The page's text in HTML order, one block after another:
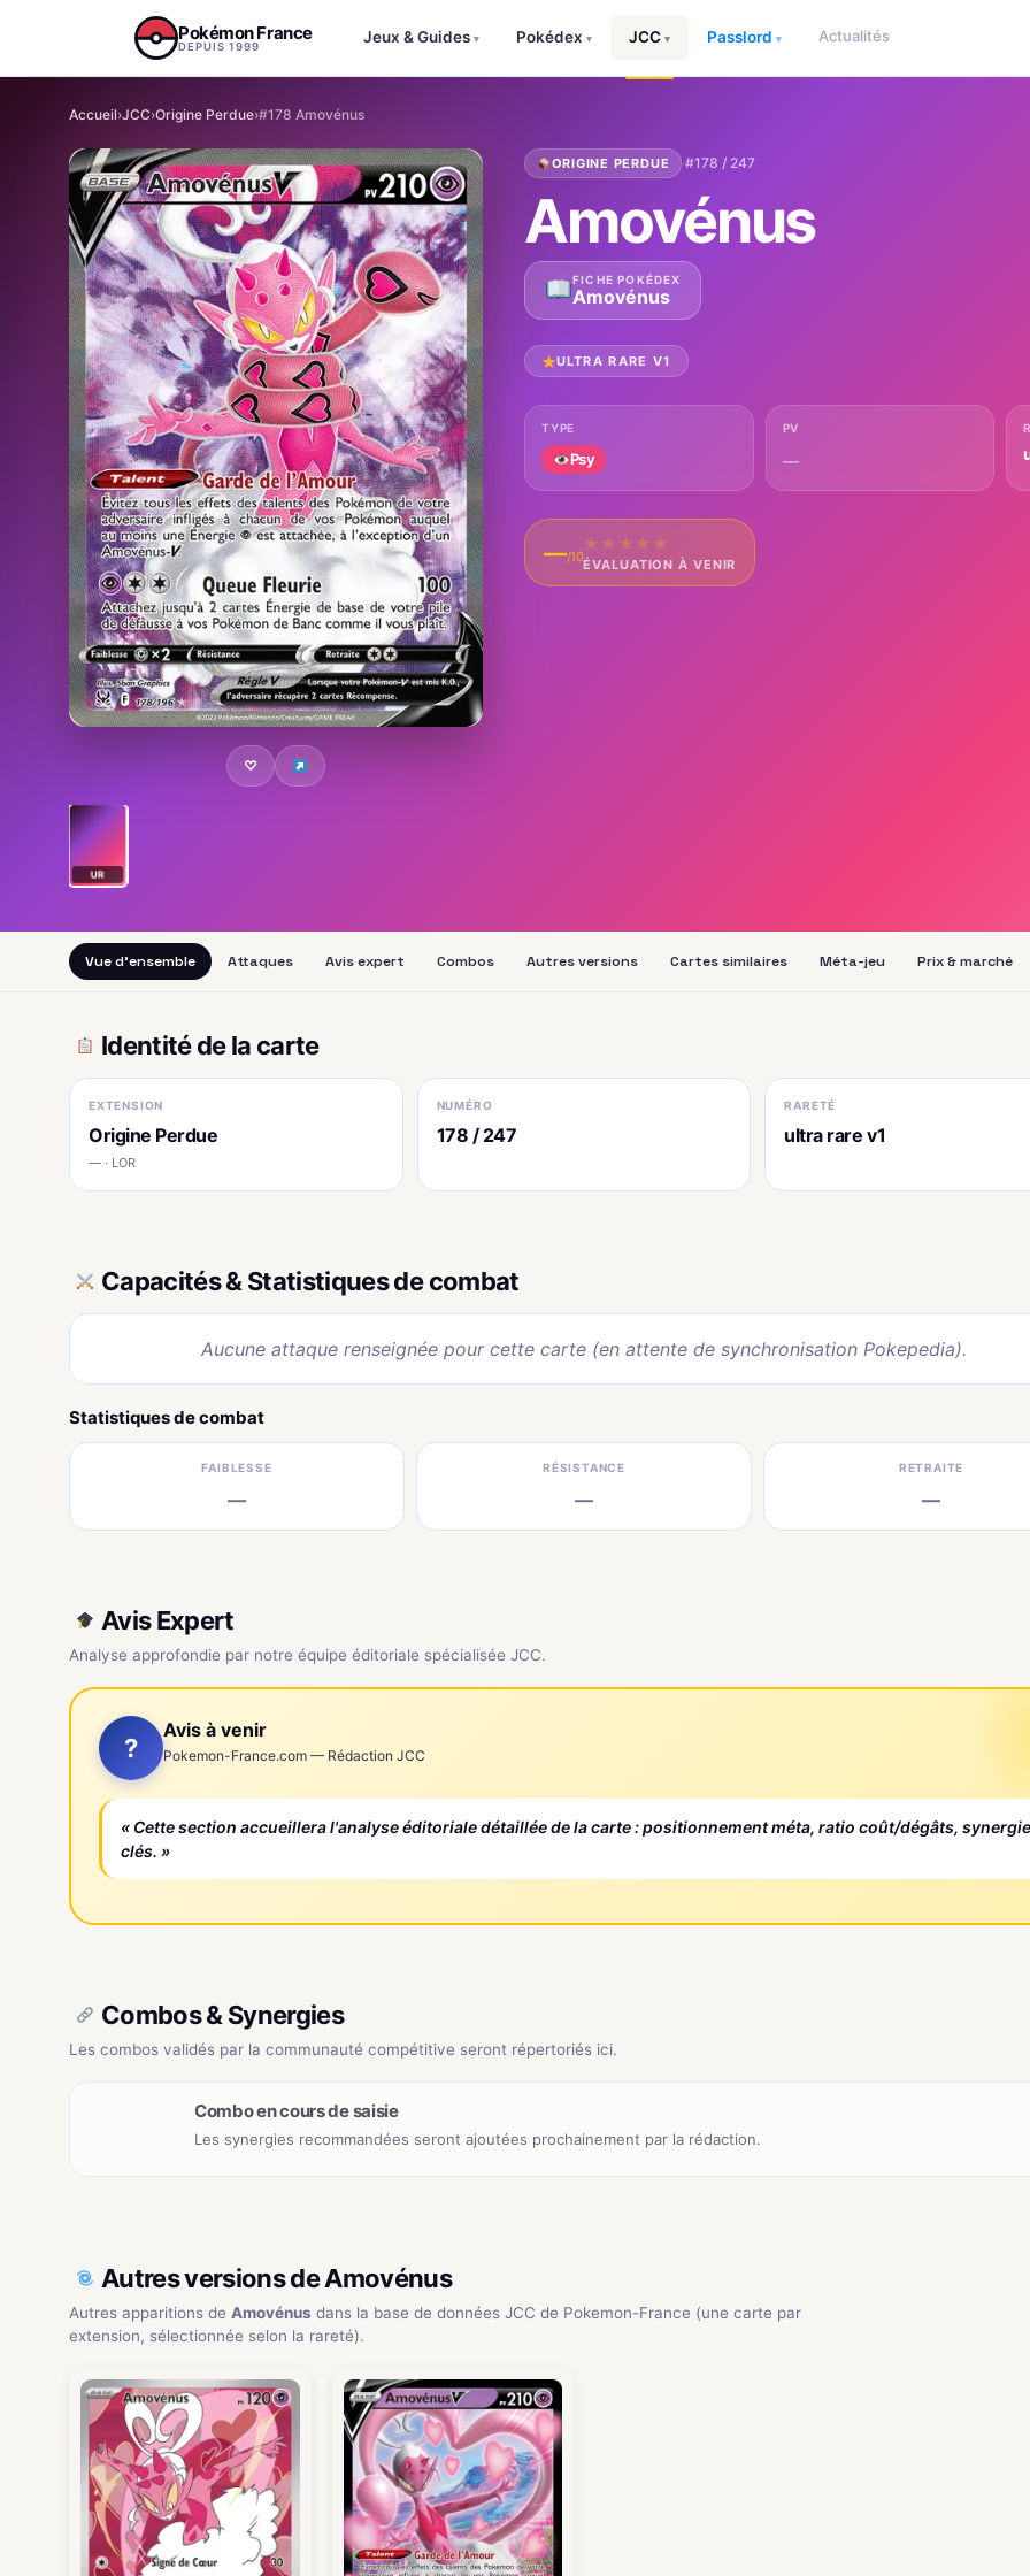
Pokémon France
DEPUIS 1999
Jeux & Guides ▾ Pokédex ▾ JCC ▾ Passlord ▾ Actualités
Accueil›JCC›Origine Perdue›#178 Amovénus
♡
UR
ORIGINE PERDUE ·#178 / 247
Amovénus
FICHE POKÉDEX
Amovénus
ULTRA RARE V1
TYPE
Psy
PV
—
—/10
★ ★ ★ ★ ★
ÉVALUATION À VENIR
Vue d'ensemble Attaques Avis expert Combos Autres versions Cartes similaires Méta-jeu Prix & marché
Identité de la carte
EXTENSION
Origine Perdue
— · LOR
NUMÉRO
178 / 247
RARETÉ
ultra rare v1
Capacités & Statistiques de combat
Aucune attaque renseignée pour cette carte (en attente de synchronisation Pokepedia).
Statistiques de combat
FAIBLESSE
—
RÉSISTANCE
—
RETRAITE
—
Avis Expert
Analyse approfondie par notre équipe éditoriale spécialisée JCC.
?
Avis à venir
Pokemon-France.com — Rédaction JCC
« Cette section accueillera l'analyse éditoriale détaillée de la carte : positionnement méta, ratio coût/dégâts,
clés. »
Combos & Synergies
Les combos validés par la communauté compétitive seront répertoriés ici.
Combo en cours de saisie
Les synergies recommandées seront ajoutées prochainement par la rédaction.
Autres versions de Amovénus
Autres apparitions de Amovénus dans la base de données JCC de Pokemon-France (une carte par
extension, sélectionnée selon la rareté).